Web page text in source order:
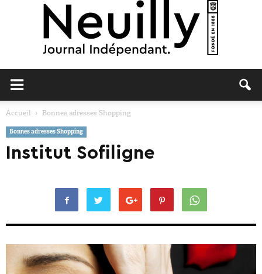
Accueil Bonnes adresses Shopping
Bonnes adresses Shopping
Institut Sofiligne